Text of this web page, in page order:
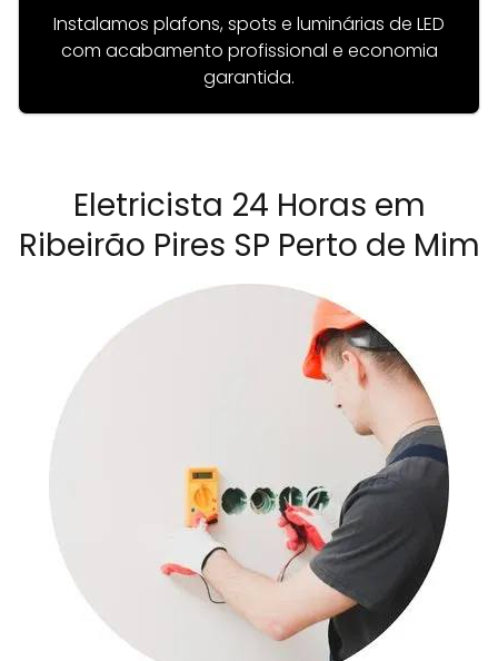
Instalamos plafons, spots e luminárias de LED
com acabamento profissional e economia
garantida.
Eletricista 24 Horas em
Ribeirão Pires SP Perto de Mim